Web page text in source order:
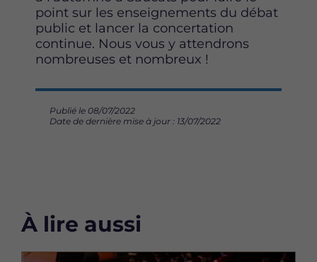
point sur les enseignements du débat
public et lancer la concertation
continue. Nous vous y attendrons
nombreuses et nombreux !
Publié le 08/07/2022
Date de dernière mise à jour : 13/07/2022
À lire aussi